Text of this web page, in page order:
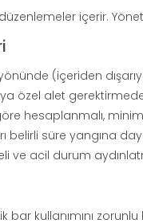
düzenlemeler içerir.
yönünde (içeriden
özel alet
göre hesaplanmalı,
belirli süre yangına
ve acil durum
kullanımını zorunlu